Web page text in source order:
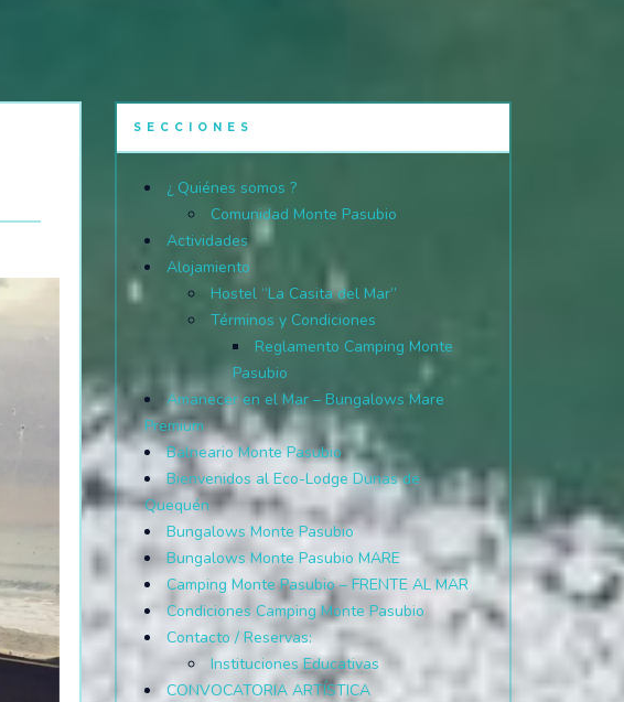
SECCIONES
¿ Quiénes somos ?
Comunidad Monte Pasubio
Actividades
Alojamiento
Hostel “La Casita del Mar”
Términos y Condiciones
Reglamento Camping Monte
Pasubio
Amanecer en el Mar – Bungalows Mare
Premium
Balneario Monte Pasubio
Bienvenidos al Eco-Lodge Dunas de
Quequén
Bungalows Monte Pasubio
Bungalows Monte Pasubio MARE
Camping Monte Pasubio – FRENTE AL MAR
Condiciones Camping Monte Pasubio
Contacto / Reservas:
Instituciones Educativas
CONVOCATORIA ARTÍSTICA